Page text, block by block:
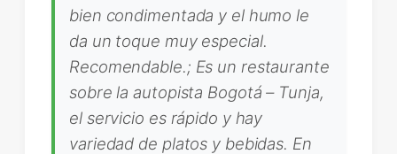
bien condimentada y el humo le
da un toque muy especial.
Recomendable.; Es un restaurante
sobre la autopista Bogotá – Tunja,
el servicio es rápido y hay
variedad de platos y bebidas. En